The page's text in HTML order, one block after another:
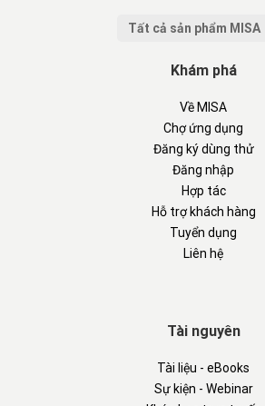
Khám phá
Về MISA
Chợ ứng dụng
Đăng ký dùng thử
Đăng nhập
Hợp tác
Hỗ trợ khách hàng
Tuyển dụng
Liên hệ
Tài nguyên
Tài liệu - eBooks
Sự kiện - Webinar